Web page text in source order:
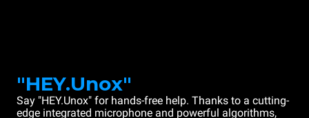
"HEY.Unox"
Say "HEY.Unox" for hands-free help. Thanks to a cutting-
edge integrated microphone and powerful algorithms,